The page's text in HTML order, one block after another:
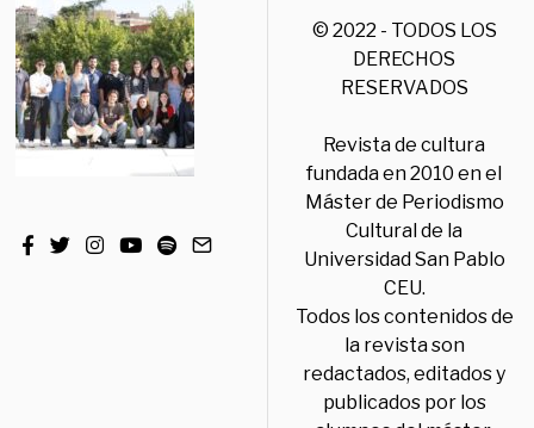
© 2022 - TODOS LOS
DERECHOS
RESERVADOS
Revista de cultura
fundada en 2010 en el
Máster de Periodismo
Cultural de la
Universidad San Pablo
CEU.
Todos los contenidos de
la revista son
redactados, editados y
publicados por los